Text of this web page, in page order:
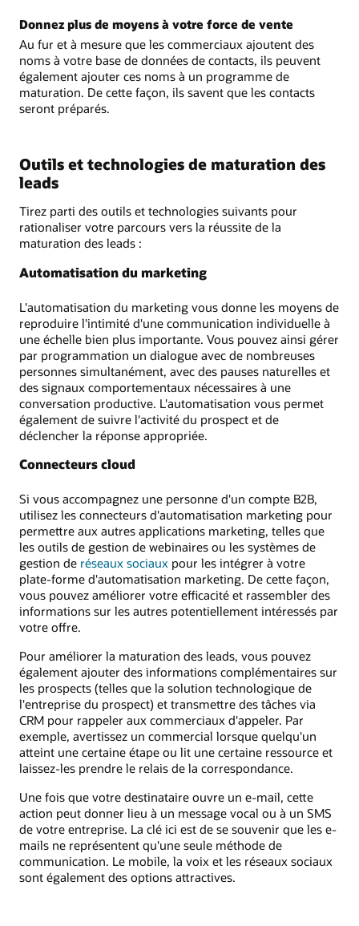
Donnez plus de moyens à votre force de vente
Au fur et à mesure que les commerciaux ajoutent des
noms à votre base de données de contacts, ils peuvent
également ajouter ces noms à un programme de
maturation. De cette façon, ils savent que les contacts
seront préparés.
Outils et technologies de maturation des
leads
Tirez parti des outils et technologies suivants pour
rationaliser votre parcours vers la réussite de la
maturation des leads :
Automatisation du marketing
L'automatisation du marketing vous donne les moyens de
reproduire l'intimité d'une communication individuelle à
une échelle bien plus importante. Vous pouvez ainsi gérer
par programmation un dialogue avec de nombreuses
personnes simultanément, avec des pauses naturelles et
des signaux comportementaux nécessaires à une
conversation productive. L'automatisation vous permet
également de suivre l'activité du prospect et de
déclencher la réponse appropriée.
Connecteurs cloud
Si vous accompagnez une personne d'un compte B2B,
utilisez les connecteurs d'automatisation marketing pour
permettre aux autres applications marketing, telles que
les outils de gestion de webinaires ou les systèmes de
gestion de réseaux sociaux pour les intégrer à votre
plate-forme d'automatisation marketing. De cette façon,
vous pouvez améliorer votre efficacité et rassembler des
informations sur les autres potentiellement intéressés par
votre offre.
Pour améliorer la maturation des leads, vous pouvez
également ajouter des informations complémentaires sur
les prospects (telles que la solution technologique de
l'entreprise du prospect) et transmettre des tâches via
CRM pour rappeler aux commerciaux d'appeler. Par
exemple, avertissez un commercial lorsque quelqu'un
atteint une certaine étape ou lit une certaine ressource et
laissez-les prendre le relais de la correspondance.
Une fois que votre destinataire ouvre un e-mail, cette
action peut donner lieu à un message vocal ou à un SMS
de votre entreprise. La clé ici est de se souvenir que les e-
mails ne représentent qu'une seule méthode de
communication. Le mobile, la voix et les réseaux sociaux
sont également des options attractives.